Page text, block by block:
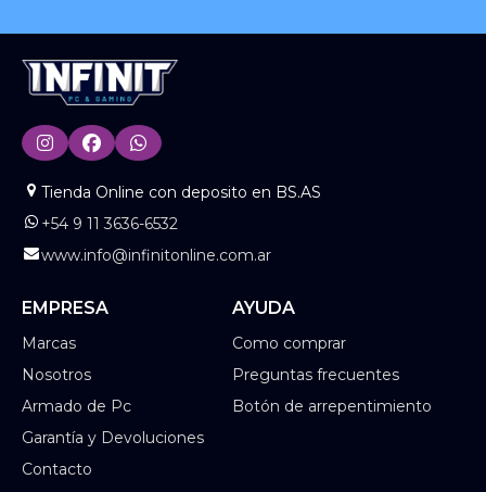
Tienda Online con deposito en BS.AS
+54 9 11 3636-6532
www.info@infinitonline.com.ar
EMPRESA
Marcas
Nosotros
Armado de Pc
Garantía y Devoluciones
Contacto
AYUDA
Como comprar
Preguntas frecuentes
Botón de arrepentimiento